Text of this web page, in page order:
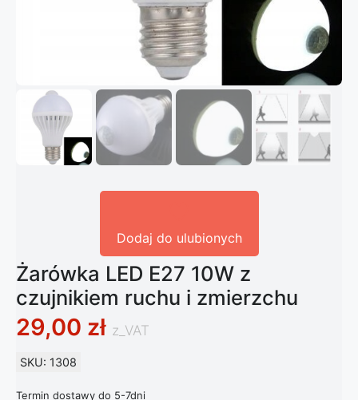
Dodaj do ulubionych
Żarówka LED E27 10W z
czujnikiem ruchu i zmierzchu
29,00 zł z_VAT
SKU: 1308
Termin dostawy do 5-7dni